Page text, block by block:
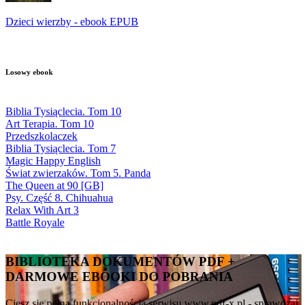
Dzieci wierzby - ebook EPUB
Losowy ebook
Biblia Tysiąclecia. Tom 10
Art Terapia. Tom 10
Przedszkolaczek
Biblia Tysiąclecia. Tom 7
Magic Happy English
Świat zwierzaków. Tom 5. Panda
The Queen at 90 [GB]
Psy. Część 8. Chihuahua
Relax With Art 3
Battle Royale
BIBLIOTEKA DOKUMENTÓW PDF +
DARMOWE EBOOKI DO POBRANIA